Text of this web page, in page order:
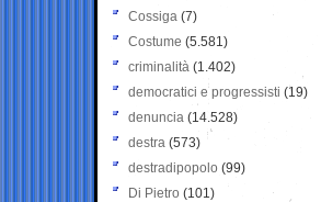
Cossiga (7)
Costume (5.581)
criminalità (1.402)
democratici e progressisti (19)
denuncia (14.528)
destra (573)
destradipopolo (99)
Di Pietro (101)